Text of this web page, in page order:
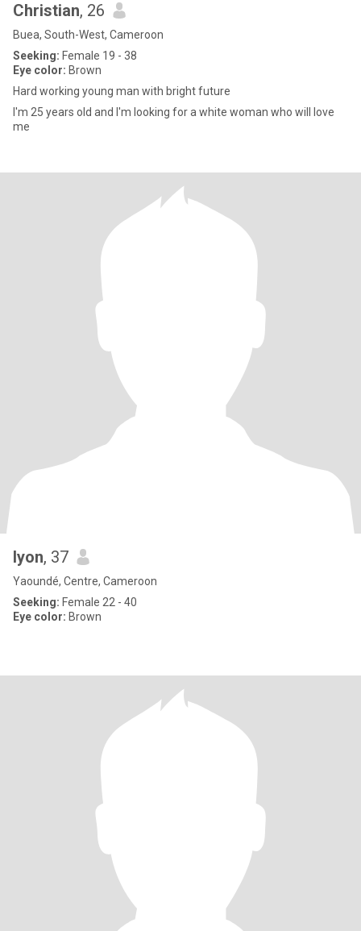
Christian, 26
Buea, South-West, Cameroon
Seeking: Female 19 - 38
Eye color: Brown
Hard working young man with bright future
I'm 25 years old and I'm looking for a white woman who will love
me
lyon, 37
Yaoundé, Centre, Cameroon
Seeking: Female 22 - 40
Eye color: Brown